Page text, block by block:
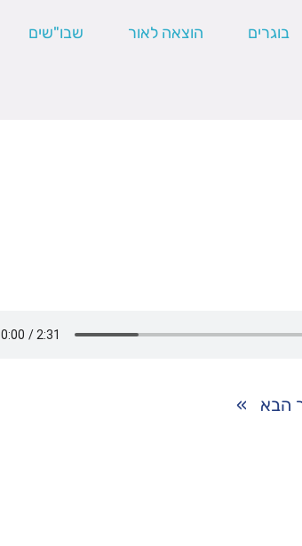
בוגרים הוצאה לאור שבו"שים
הבא »